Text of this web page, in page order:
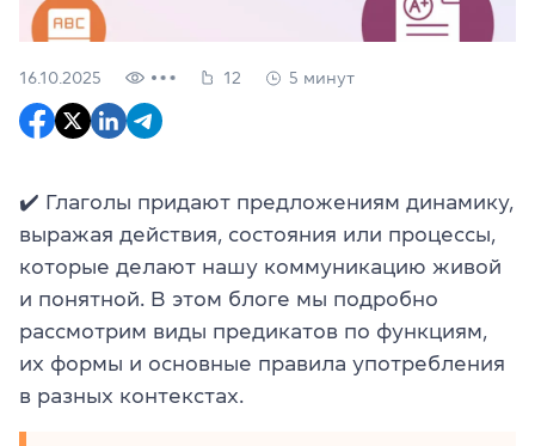
16.10.2025 12 5 минут
✔️ Глаголы придают предложениям динамику,
выражая действия, состояния или процессы,
которые делают нашу коммуникацию живой
и понятной. В этом блоге мы подробно
рассмотрим виды предикатов по функциям,
их формы и основные правила употребления
в разных контекстах.